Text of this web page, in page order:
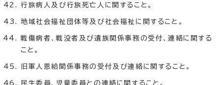
行旅病人及び行旅死亡人に関すること。
地域社会福祉団体等及び社会福祉に関すること。
戦傷病者、戦没者及び遺族関係事務の受付、連絡に関する
こと。
旧軍人恩給関係事務の受付及び連絡に関すること。
民生委員、児童委員との連絡に関すること。